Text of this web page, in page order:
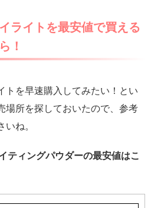
ライトを最安値で買える
！
トを早速購入してみたい！とい
場所を探しておいたので、参考
ね。
ティングパウダーの最安値はこ